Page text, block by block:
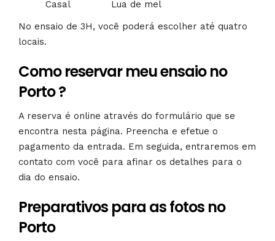
Casal
Lua de mel
No ensaio de 3H, você poderá escolher até quatro
locais.
Como reservar meu ensaio no
Porto ?
A reserva é online através do formulário que se
encontra nesta página. Preencha e efetue o
pagamento da entrada. Em seguida, entraremos em
contato com você para afinar os detalhes para o
dia do ensaio.
Preparativos para as fotos no
Porto